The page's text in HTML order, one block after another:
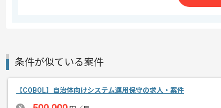
作業開始日
条件が似ている案件
【COBOL】自治体向けシステム運用保守の求人・案件